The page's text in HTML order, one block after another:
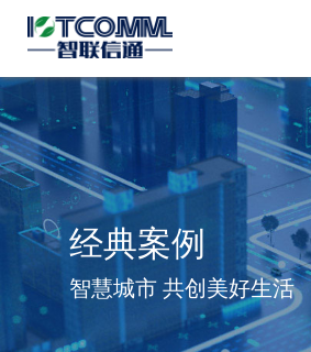
经典案例
智慧城市 共创美好生活